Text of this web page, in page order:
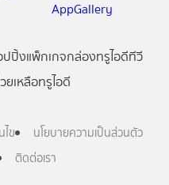
ปปิ้งแพ็กเกจกล่องทรูไอดีทีวี
ยเหลือทรูไอดี
ไข
นโยบายความเป็นส่วนตัว
ติดต่อเรา